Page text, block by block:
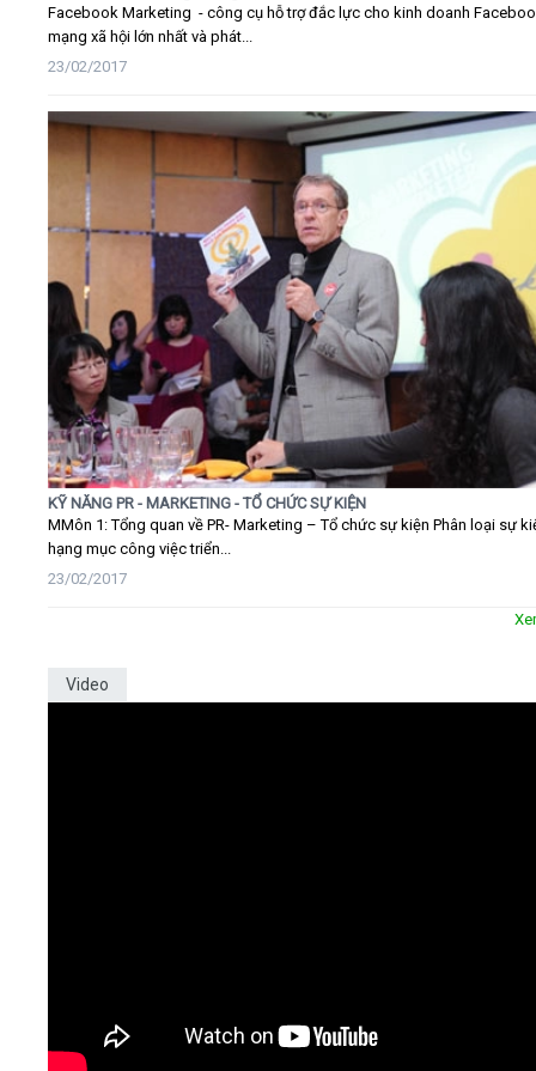
Facebook Marketing - công cụ hỗ trợ đắc lực cho kinh doanh
mạng xã hội lớn nhất và phát...
23/02/2017
KỸ NĂNG PR - MARKETING - TỔ CHỨC SỰ KIỆN
MMôn 1: Tổng quan về PR- Marketing – Tổ chức sự kiện Phân loại sự
hạng mục công việc triển...
23/02/2017
Video